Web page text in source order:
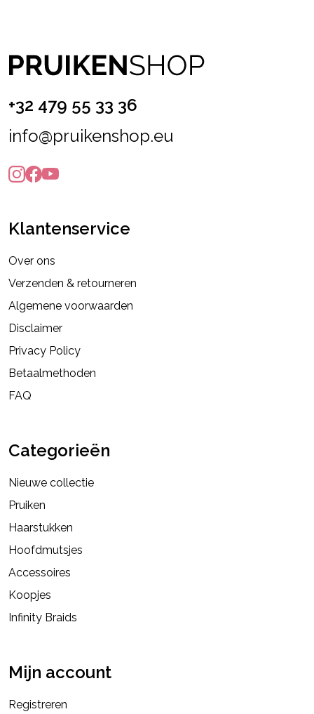
+32 479 55 33 36
info@pruikenshop.eu
Klantenservice
Over ons
Verzenden & retourneren
Algemene voorwaarden
Disclaimer
Privacy Policy
Betaalmethoden
FAQ
Categorieën
Nieuwe collectie
Pruiken
Haarstukken
Hoofdmutsjes
Accessoires
Koopjes
Infinity Braids
Mijn account
Registreren